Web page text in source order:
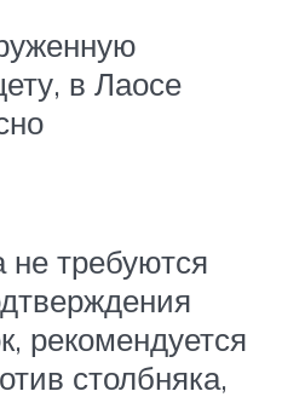
в Лаосе
не требуются
рекомендуется
столбняка,